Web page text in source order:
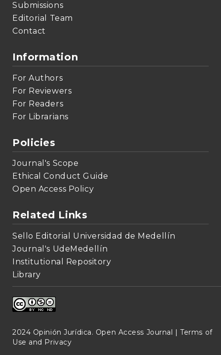
Submissions
Editorial Team
Contact
Information
For Authors
For Reviewers
For Readers
For Librarians
Policies
Journal's Scope
Ethical Conduct Guide
Open Access Policy
Related Links
Sello Editorial Universidad de Medellín
Journal's UdeMedellín
Institutional Repository
Library
2024 Opinión Jurídica. Open Access Journal |Terms of
Use and Privacy